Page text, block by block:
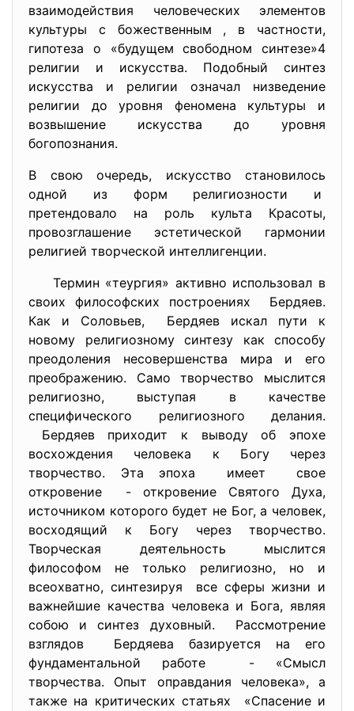
взаимодействия человеческих элементов
культуры с божественным , в частности,
гипотеза о «будущем свободном синтезе»4
религии и искусства. Подобный синтез
искусства и религии означал низведение
религии до уровня феномена культуры и
возвышение искусства до уровня
богопознания.
В свою очередь, искусство становилось
одной из форм религиозности и
претендовало на роль культа Красоты,
провозглашение эстетической гармонии
религией творческой интеллигенции.
Термин «теургия» активно использовал в
своих философских построениях Бердяев.
Как и Соловьев, Бердяев искал пути к
новому религиозному синтезу как способу
преодоления несовершенства мира и его
преображению. Само творчество мыслится
религиозно, выступая в качестве
специфического религиозного делания.
Бердяев приходит к выводу об эпохе
восхождения человека к Богу через
творчество. Эта эпоха имеет свое
откровение - откровение Святого Духа,
источником которого будет не Бог, а человек,
восходящий к Богу через творчество.
Творческая деятельность мыслится
философом не только религиозно, но и
всеохватно, синтезируя все сферы жизни и
важнейшие качества человека и Бога, являя
собою и синтез духовный. Рассмотрение
взглядов Бердяева базируется на его
фундаментальной работе - «Смысл
творчества. Опыт оправдания человека», а
также на критических статьях «Спасение и